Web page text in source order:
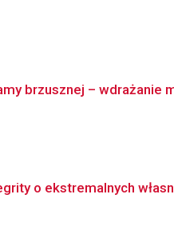
brzusznej – wdrażanie
o ekstremalnych